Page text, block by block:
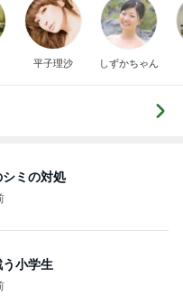
平子理沙 しずかちゃん
ミの対処
小学生